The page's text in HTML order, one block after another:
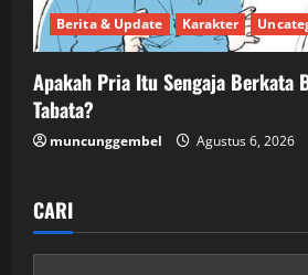
Berita & Update Karakter
Apakah Pria Itu Sengaja Berkata
Tabata?
muncunggembel Agustus 6, 2026
CARI